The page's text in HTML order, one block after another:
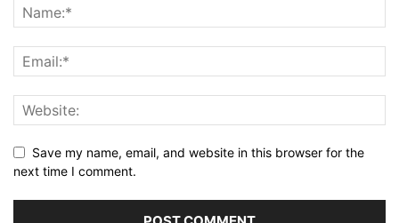
Save my name, email, and website in this browser for the
next time I comment.